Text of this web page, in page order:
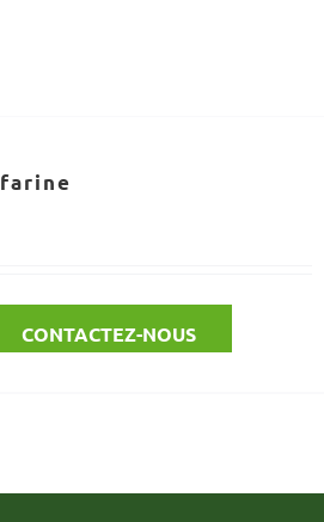
CONTACTEZ-NOUS